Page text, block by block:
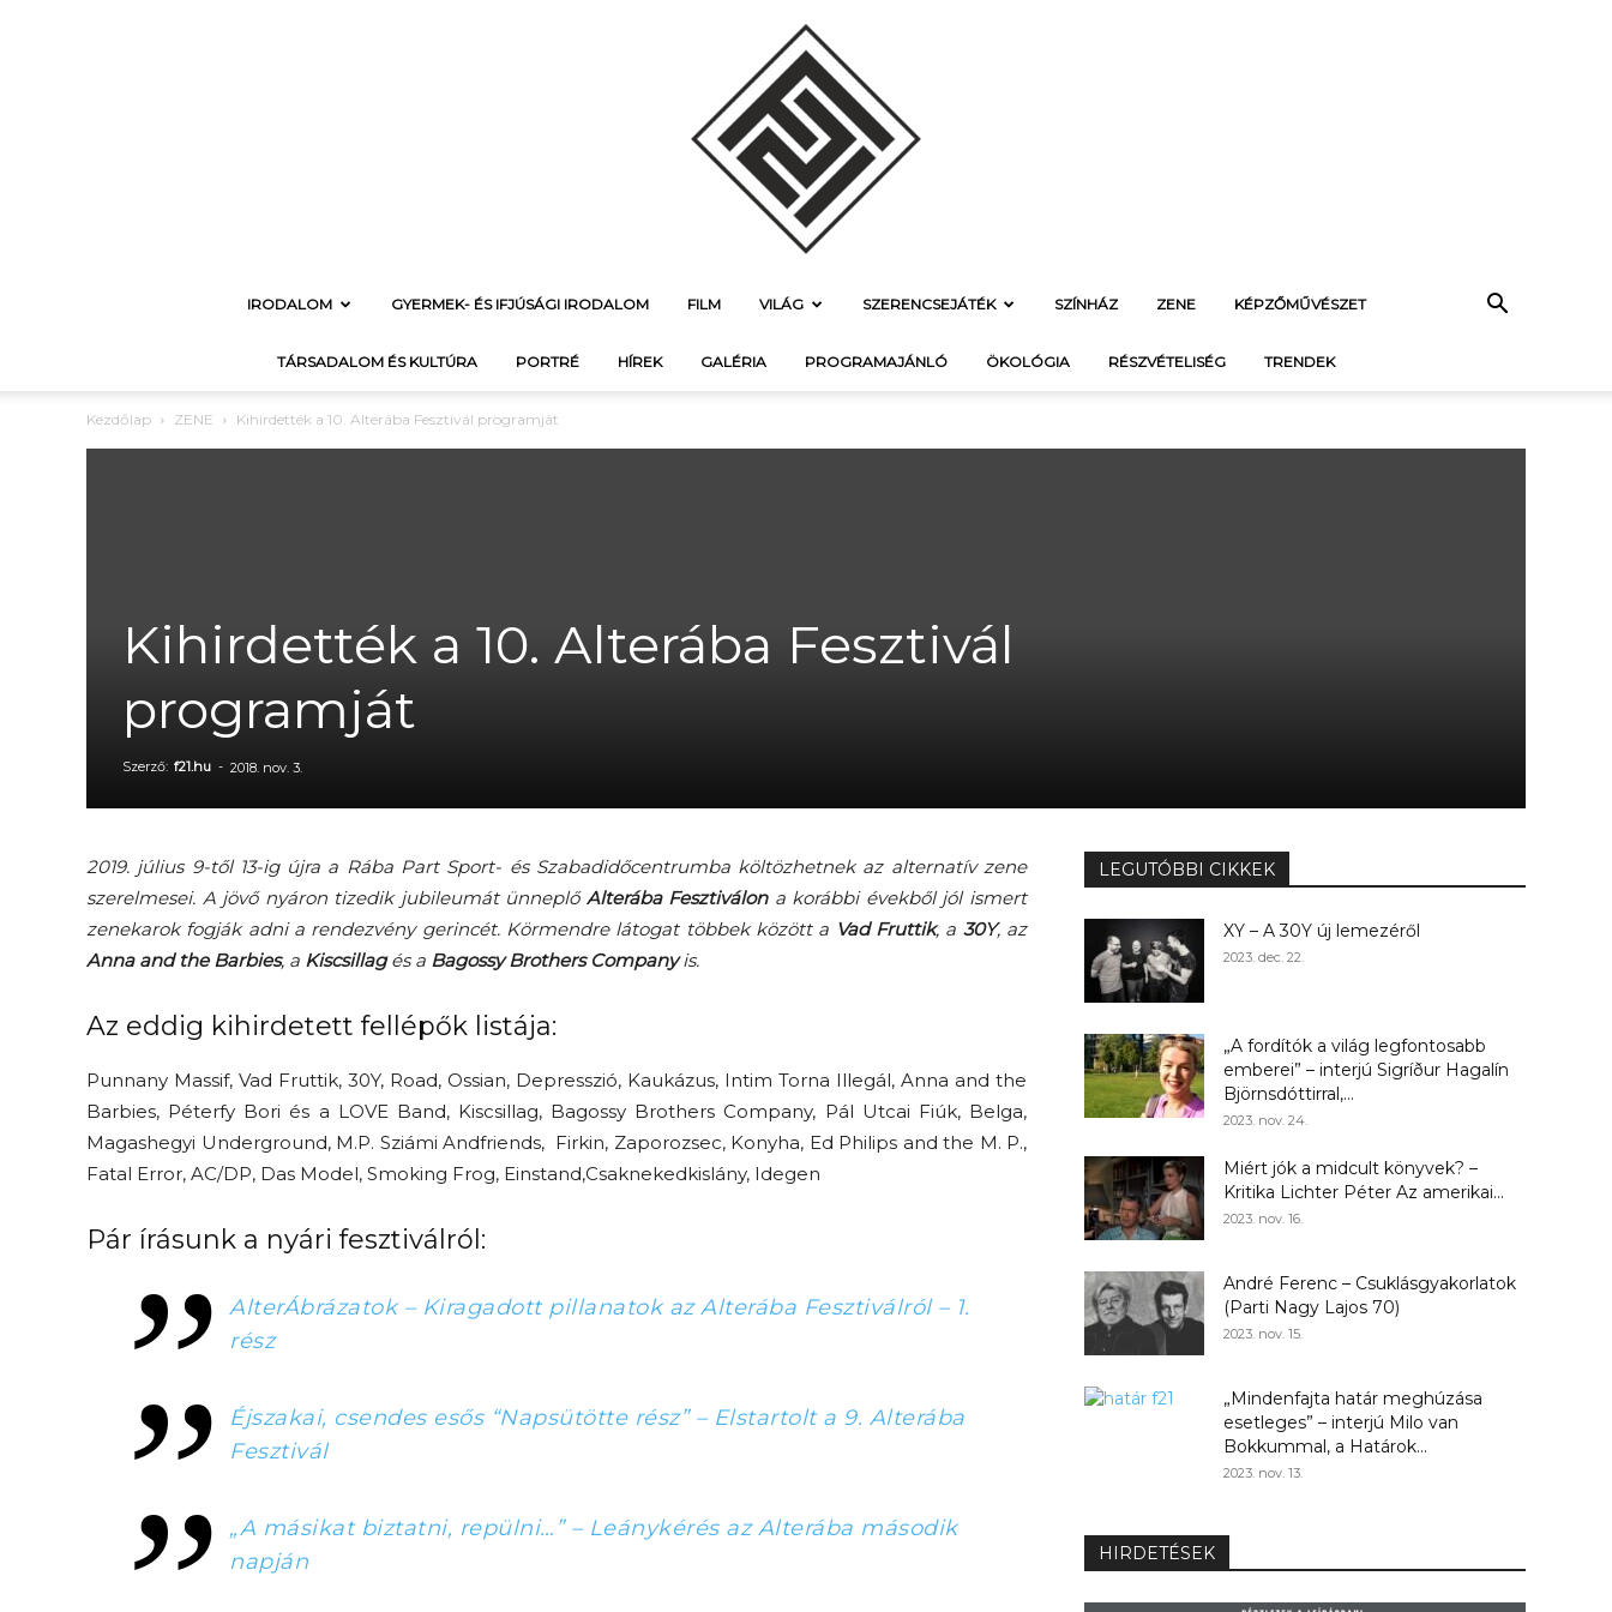
f21.hu
IRODALOM GYERMEK- ÉS IFJÚSÁGI IRODALOM FILM VILÁG SZERENCSEJÁTÉK SZÍNHÁZ ZENE KÉPZŐMŰVÉSZET
TÁRSADALOM ÉS KULTÚRA PORTRÉ HÍREK GALÉRIA PROGRAMAJÁNLÓ ÖKOLÓGIA RÉSZVÉTELISÉG TRENDEK
Kezdőlap ZENE Kihirdették a 10. Alterába Fesztivál programját
Kihirdették a 10. Alterába Fesztivál
programját
Szerző: f21.hu - 2018. nov. 3.
2019. július 9-től 13-ig újra a Rába Part Sport- és Szabadidőcentrumba költözhetnek az alternatív zene
szerelmesei. A jövő nyáron tizedik jubileumát ünneplő Alterába Fesztiválona korábbi évekből jól ismert
zenekarok fogják adni a rendezvény gerincét. Körmendre látogat többek között a Vad Fruttik, a 30Y, az
Anna and the Barbies, a Kiscsillagés a Bagossy Brothers Companyis.
Az eddig kihirdetett fellépők listája:
Punnany Massif, Vad Fruttik, 30Y, Road, Ossian, Depresszió, Kaukázus, Intim Torna Illegál, Anna and the
Barbies, Péterfy Bori és a LOVE Band, Kiscsillag, Bagossy Brothers Company, Pál Utcai Fiúk, Belga,
Magashegyi Underground, M.P. Sziámi Andfriends, Firkin, Zaporozsec, Konyha, Ed Philips and the M. P.,
Fatal Error, AC/DP, Das Model, Smoking Frog, Einstand,Csaknekedkislány, Idegen
Pár írásunk a nyári fesztiválról:
AlterÁbrázatok – Kiragadott pillanatok az Alterába Fesztiválról – 1.
rész
Éjszakai, csendes esős “Napsütötte rész” – Elstartolt a 9. Alterába
Fesztivál
„A másikat biztatni, repülni…” – Leánykérés az Alterába második
napján
LEGUTÓBBI CIKKEK
XY – A 30Y új lemezéről
2023. dec. 22.
„A fordítók a világ legfontosabb
emberei” – interjú Sigríður Hagalín
Björnsdóttirral,...
2023. nov. 24.
Miért jók a midcult könyvek? –
Kritika Lichter Péter Az amerikai...
2023. nov. 16.
André Ferenc – Csuklásgyakorlatok
(Parti Nagy Lajos 70)
2023. nov. 15.
„Mindenfajta határ meghúzása
esetleges” – interjú Milo van
Bokkummal, a Határok...
2023. nov. 13.
HIRDETÉSEK